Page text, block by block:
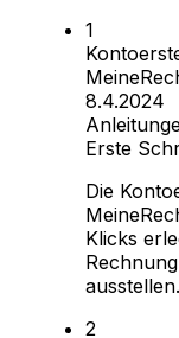
8.4.2024
Erste
Die
Klicks
ausstellen.